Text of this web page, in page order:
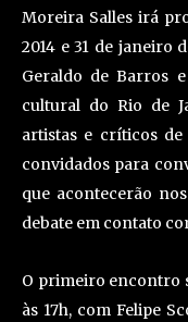
Moreira Salles irá
2014 e 31 de janeiro
Geraldo de Barros
cultural do Rio de
artistas e críticos de
convidados para
que acontecerão
debate em contato
O primeiro encontro
às 17h, com Felipe